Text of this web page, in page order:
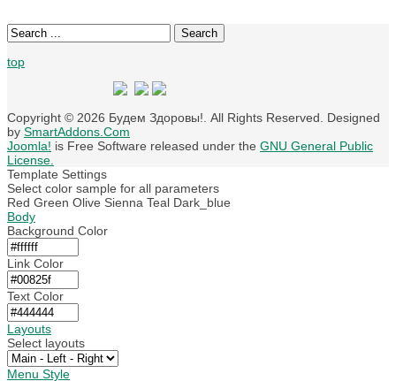
Search
top
Copyright © 2026 Будем Здоровы!. All Rights Reserved. Designed
by SmartAddons.Com
Joomla! is Free Software released under the GNU General Public
License.
Template Settings
Select color sample for all parameters
Red Green Olive Sienna Teal Dark_blue
Body
Background Color
Link Color
Text Color
Layouts
Select layouts
Menu Style